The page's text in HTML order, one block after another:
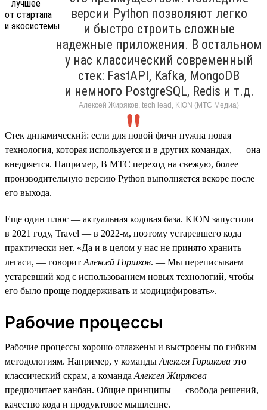
версии Python позволяют легко
и быстро строить сложные
надежные приложения. В остальном
у нас классический современный
стек: FastAPI, Kafka, MongoDB
и немного PostgreSQL, Redis и т.д.
Алексей Жиряков, tech lead, KION (МТС Медиа)
Стек динамический: если для новой фичи нужна новая
технология, которая используется и в других командах, — она
внедряется. Например, В МТС переход на свежую, более
производительную версию Python выполняется вскоре после
его выхода.
Еще один плюс — актуальная кодовая база. KION запустили
в 2021 году, Travel — в 2022-м, поэтому устаревшего кода
практически нет. «Да и в целом у нас не принято хранить
легаси, — говорит Алексей Горшков. — Мы переписываем
устаревший код с использованием новых технологий, чтобы
его было проще поддерживать и модицифировать».
Рабочие процессы
Рабочие процессы хорошо отлажены и выстроены по гибким
методологиям. Например, у команды Алексея Горшкова это
классический скрам, а команда Алексея Жирякова
предпочитает канбан. Общие принципы — свобода решений,
качество кода и продуктовое мышление.